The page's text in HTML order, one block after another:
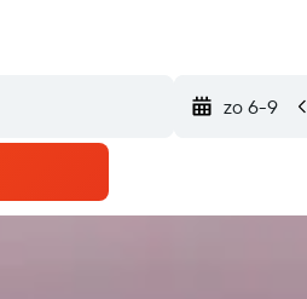
zo 6-9